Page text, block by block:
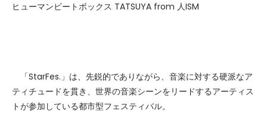
ヒューマンビートボックス TATSUYA from 人ISM
「StarFes.」は、先鋭的でありながら、音楽に対する硬派なア
ティチュードを貫き、世界の音楽シーンをリードするアーティス
トが参加している都市型フェスティバル。